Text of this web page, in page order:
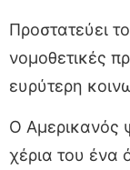
Προστατεύει
νομοθετικές
ευρύτερη
Ο Αμερικανός
χέρια του ένα